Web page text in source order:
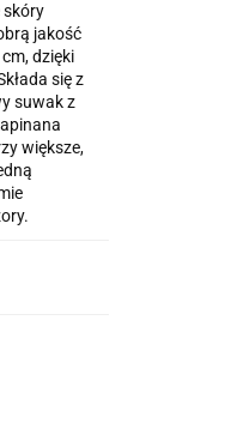
skóry
jakość
dzięki
się z
suwak z
większe,